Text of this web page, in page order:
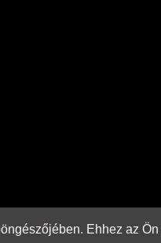
Ehhez az